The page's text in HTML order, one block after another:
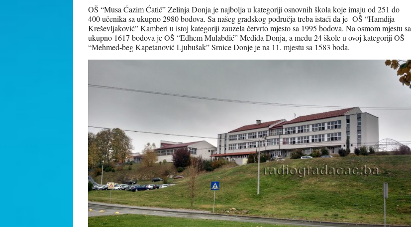
OŠ “Musa Ćazim Ćatić” Zelinja Donja je najbolja u kategoriji osnovnih škola koje imaju od 251 do
400 učenika sa ukupno 2980 bodova. Sa našeg gradskog područja treba istaći da je OŠ “Hamdija
Kreševljaković” Kamberi u istoj kategoriji zauzela četvrto mjesto sa 1995 bodova. Na osmom mjestu sa
ukupno 1617 bodova je OŠ “Edhem Mulabdić” Mediđa Donja, a među 24 škole u ovoj kategoriji OŠ
“Mehmed-beg Kapetanović Ljubušak” Srnice Donje je na 11. mjestu sa 1583 boda.